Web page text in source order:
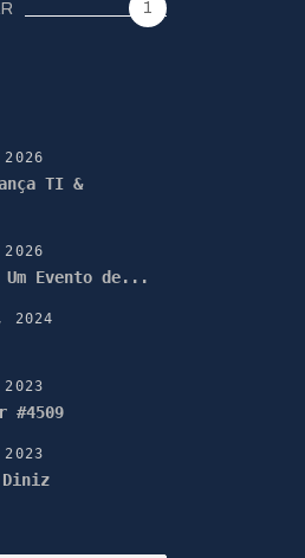
1
TI &
Um Evento de...
2024
2023
#4509